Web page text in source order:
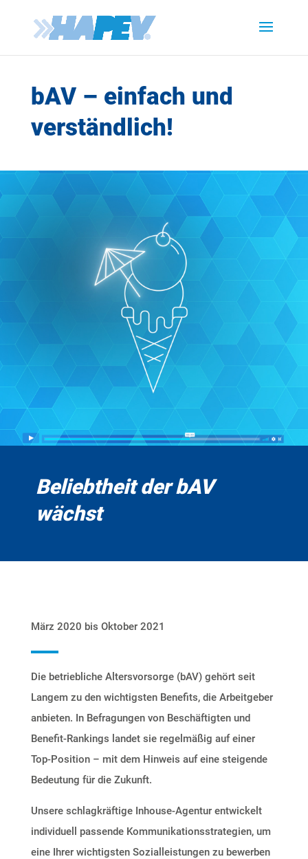
bAV – einfach und
verständlich!
Beliebtheit der bAV
wächst
März 2020 bis Oktober 2021
Die betriebliche Altersvorsorge (bAV) gehört seit
Langem zu den wichtigsten Benefits, die Arbeitgeber
anbieten. In Befragungen von Beschäftigten und
Benefit-Rankings landet sie regelmäßig auf einer
Top-Position – mitdem Hinweis auf eine steigende
Bedeutung für die Zukunft.
Unsere schlagkräftige Inhouse-Agenturentwickelt
individuell passende Kommunikationsstrategien, um
eine Ihrer wichtigsten Sozialleistungen zu bewerben